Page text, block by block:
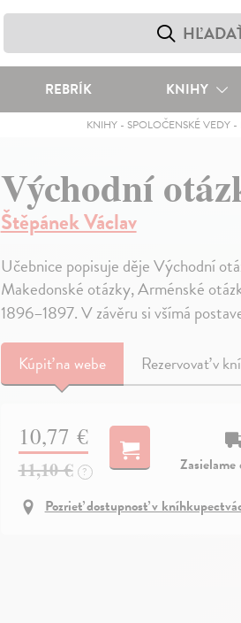
REBRÍK KNIHY
KNIHY- SPOLOČENSKÉ VEDY-
Východní
Štěpánek Václav
Učebnice popisuje děje Východní
Makedonské otázky, Arménské
1896–1897. V závěru si všímá
Kúpiťna webe Rezervovať v
10,77 €
11,10 € ?
Zasielame
Pozrieť dostupnosť v